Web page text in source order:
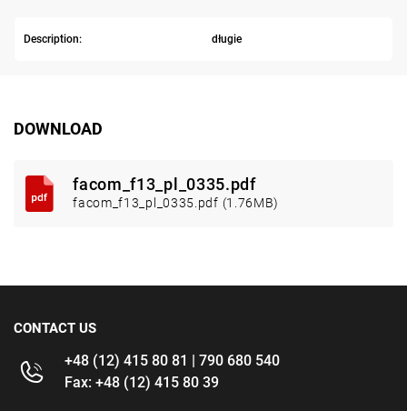
Description: długie
DOWNLOAD
facom_f13_pl_0335.pdf
facom_f13_pl_0335.pdf (1.76MB)
CONTACT US
+48 (12) 415 80 81 | 790 680 540
Fax: +48 (12) 415 80 39